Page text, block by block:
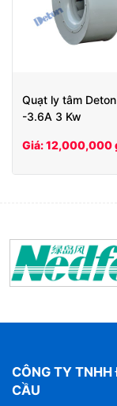
Quạt ly tâm
-3.6A 3 Kw
Giá: 12,000,000
CÔNG TY TNHH
CẦU